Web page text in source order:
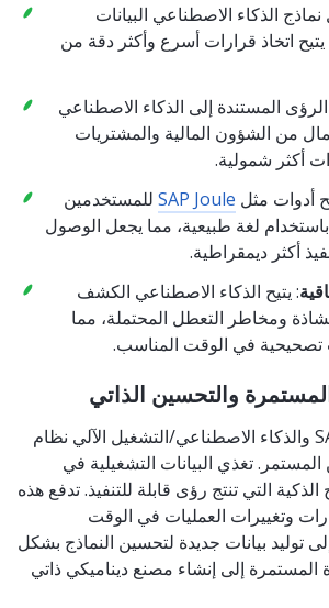
نماذج الذكاء الاصطناعي البيانات
اتخاذ قرارات أسرع وأكثر دقة من
الرؤى المستندة إلى الذكاء الاصطناعي
من الشؤون المالية والمشتريات
أكثر شمولية.
أدوات مثل SAP Joule للمستخدمين
باستخدام لغة طبيعية، مما يجعل الوصول
أكثر ديمقراطية.
: يتيح الذكاء الاصطناعي الكشف
ومخاطر التعطل المحتملة، مما
تصحيحية في الوقت المناسب.
المستمرة والتحسين الذاتي
يشكل نظام SAP MES والذكاء الاصطناعي/التشغيل الآلي نظام
تغذي البيانات التشغيلية في
التي تنتج رؤى قابلة للتنفيذ. تدفع هذه
وتغييرات العمليات في الوقت
توليد بيانات جديدة لتحسين النماذج بشكل
المستمرة إلى إنشاء مصنع ديناميكي ذاتي